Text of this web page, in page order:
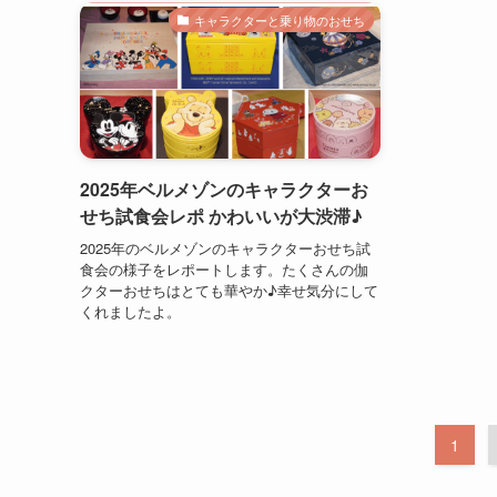
キャラクターと乗り物のおせち
2025年ベルメゾンのキャラクターお
せち試食会レポ かわいいが大渋滞♪
2025年のベルメゾンのキャラクターおせち試
食会の様子をレポートします。たくさんの伽
クターおせちはとても華やか♪幸せ気分にして
くれましたよ。
1